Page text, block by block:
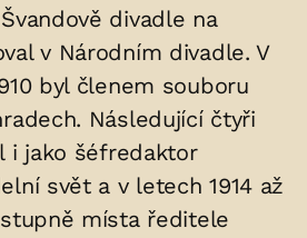
divadle na
v Národním divadle. V
byl členem souboru
Následující čtyři
i jako šéfredaktor
svět a v letech 1914 až
místa ředitele